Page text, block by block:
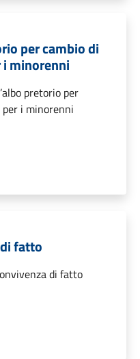
per cambio di
i minorenni
pretorio per
per i minorenni
fatto
di fatto